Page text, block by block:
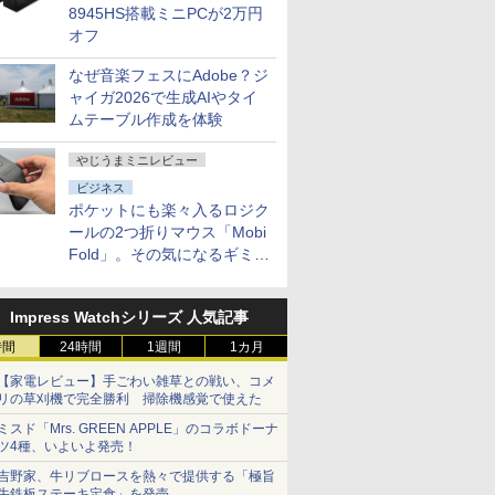
8945HS搭載ミニPCが2万円
オフ
なぜ音楽フェスにAdobe？ジ
ャイガ2026で生成AIやタイ
ムテーブル作成を体験
やじうまミニレビュー
ビジネス
ポケットにも楽々入るロジク
ールの2つ折りマウス「Mobi
Fold」。その気になるギミッ
Impress Watchシリーズ 人気記事
24時間 1週間 1カ月
家電レビュー】手ごわい雑草との戦い、コメ
の草刈機で完全勝利 掃除機感覚で使えた
スド「Mrs. GREEN APPLE」のコラボドーナ
4種、いよいよ発売！
野家、牛リブロースを熱々で提供する「極旨